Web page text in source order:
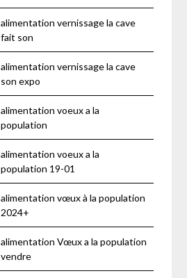
alimentation vernissage la cave
fait son
alimentation vernissage la cave
son expo
alimentation voeux a la
population
alimentation voeux a la
population 19-01
alimentation vœux à la population
2024+
alimentation Vœux a la population
vendre